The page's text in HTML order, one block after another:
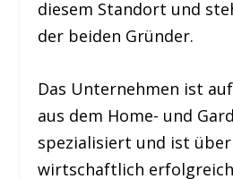
diesem Standort und
der beiden Gründer.
Das Unternehmen ist
aus dem Home- und
spezialisiert und ist über
wirtschaftlich